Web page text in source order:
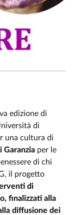
edizione di
di
una cultura di
Garanzia per le
di chi
il progetto
di
finalizzati alla
diffusione dei